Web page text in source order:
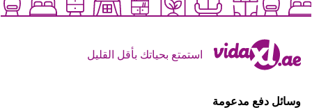
استمتع بحياتك بأقل القليل
وسائل دفع مدعومة